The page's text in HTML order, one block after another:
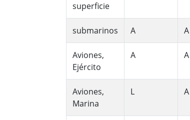
superficie
submarinos A A
Aviones,
Ejército
A A
Aviones,
Marina
L A